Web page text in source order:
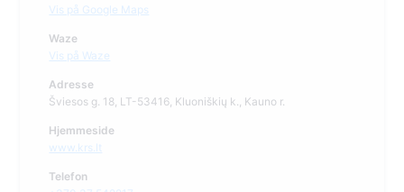
Vis på Google Maps
Waze
Vis på Waze
Adresse
Šviesos g. 18, LT-53416, Kluoniškių k., Kauno r.
Hjemmeside
www.krs.lt
Telefon